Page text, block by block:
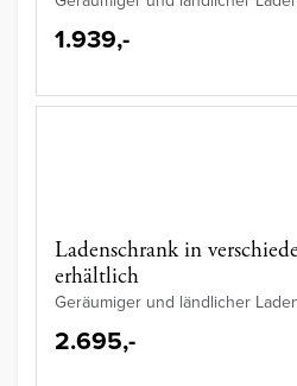
1.939,-
Ladenschrank in
erhältlich
Geräumiger und ländlicher
2.695,-